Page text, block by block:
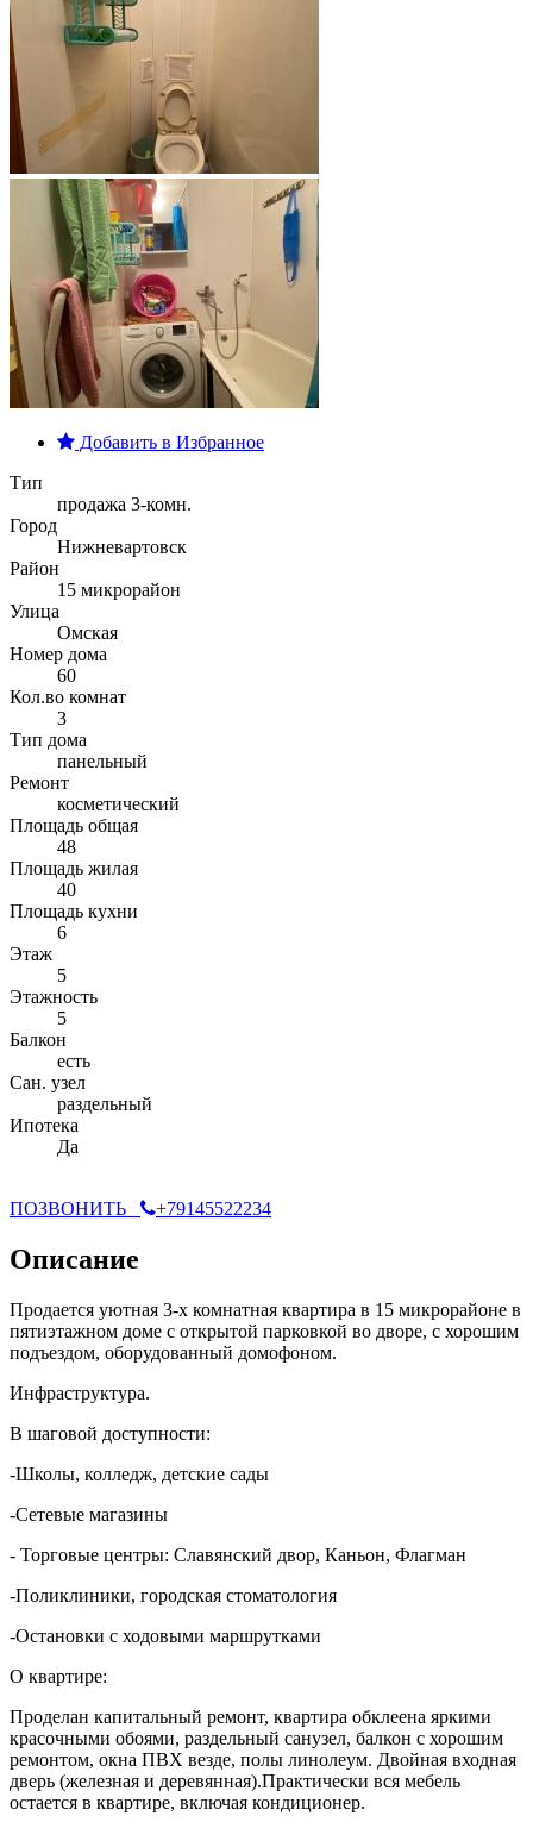
Добавить в Избранное
Тип
продажа 3-комн.
Город
Нижневартовск
Район
15 микрорайон
Улица
Омская
Номер дома
60
Кол.во комнат
3
Тип дома
панельный
Ремонт
косметический
Площадь общая
48
Площадь жилая
40
Площадь кухни
6
Этаж
5
Этажность
5
Балкон
есть
Сан. узел
раздельный
Ипотека
Да
ПОЗВОНИТЬ +79145522234
Описание
Продается уютная 3-х комнатная квартира в 15 микрорайоне в
пятиэтажном доме с открытой парковкой во дворе, с хорошим
подъездом, оборудованный домофоном.
Инфраструктура.
В шаговой доступности:
-Школы, колледж, детские сады
-Сетевые магазины
- Торговые центры: Славянский двор, Каньон, Флагман
-Поликлиники, городская стоматология
-Остановки с ходовыми маршрутками
О квартире:
Проделан капитальный ремонт, квартира обклеена яркими
красочными обоями, раздельный санузел, балкон с хорошим
ремонтом, окна ПВХ везде, полы линолеум. Двойная входная
дверь (железная и деревянная).Практически вся мебель
остается в квартире, включая кондиционер.